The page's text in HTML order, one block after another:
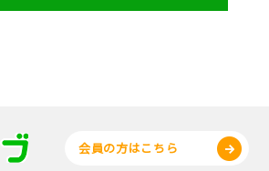
会員の方はこちら